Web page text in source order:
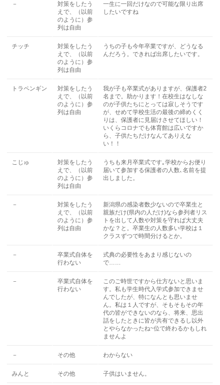
－
対策をしたう
えで、（以前
のように）参
列は自由
一生に一回だけなので可能な限り出席
したいですね
チッチ
対策をしたう
えで、（以前
のように）参
列は自由
うちの子も今年卒業ですが、どうなる
んだろう。できれば出席したいです。
トラペンギン
対策をしたう
えで、（以前
のように）参
列は自由
我が子も卒業式がありますが、保護者2
名まで。助かります！在校生はなしな
のが子供たちにとっては寂しそうです
が、せめて学校生活の最後の締めくく
りは、保護者に見届けさせてほしい！
いくらコロナでも体育館は広いですか
ら、子供たちだけなんてありえな
い！！
こじゅ
対策をしたう
えで、（以前
のように）参
列は自由
うちも来月卒業式です｡学校からお便り
届いて参加する保護者の人数､名前を提
出しました。
－
対策をしたう
えで、（以前
のように）参
列は自由
新潟県の感染者数少ないので卒業生と
親族だけ(県内の人だけ)なら参列者リス
トを出して人数や対策を守れば大丈夫
かな？と。卒業生の人数多い学校は１
クラスずつで時間分けるとか。
－
卒業式自体を
行わない
式典の必要性をあまり感じないの
で……
－
卒業式自体を
行わない
このご時世ですから仕方ないと思いま
す。私も学生時代入学式参加できませ
んでしたが、特になんとも思いませ
ん。私は１人ですが、そもそもその年
代の皆ができないのなら、将来、思出
話をしたときに皆が共有できるし以外
とやらなかったね~位で終わるかもしれ
ませんよ
－ その他 わからない
みんと その他 子供はいません。